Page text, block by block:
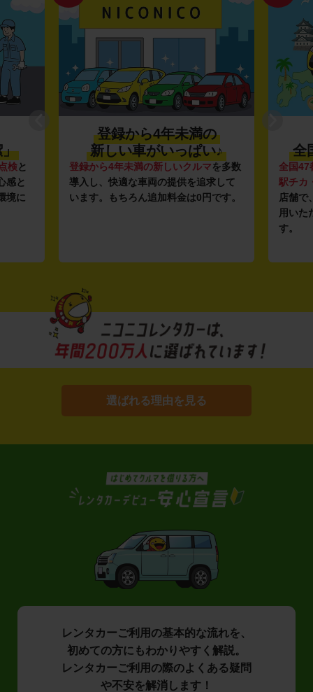
」
検と
感と
境に
登録から4年未満の
新しい車がいっぱい♪
登録から4年未満の新しいクルマを多数
導入し、快適な車両の提供を追求して
います。もちろん追加料金は0円です。
全
全国47
駅チカ
店舗で
用いた
す。
選ばれる理由を見る
レンタカーご利用の基本的な流れを、
初めての方にもわかりやすく解説。
レンタカーご利用の際のよくある疑問
や不安を解消します！